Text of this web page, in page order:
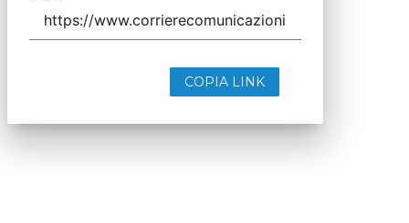
COPIA LINK